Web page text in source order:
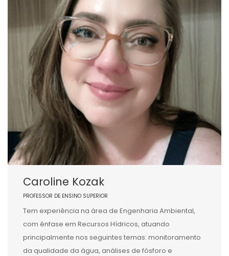
Caroline Kozak
PROFESSOR DE ENSINO SUPERIOR
Tem experiência na área de Engenharia Ambiental,
com ênfase em Recursos Hídricos, atuando
principalmente nos seguintes temas: monitoramento
da qualidade da água, análises de fósforo e